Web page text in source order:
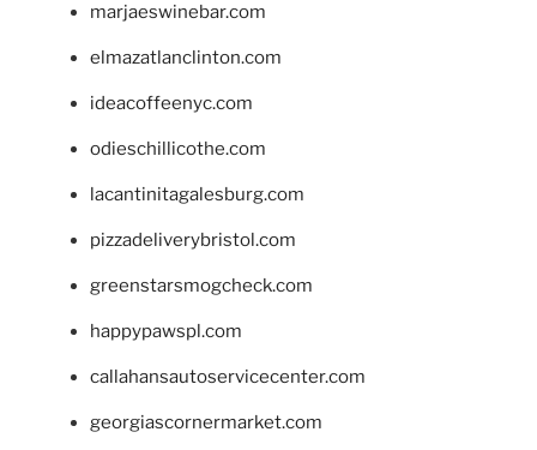
marjaeswinebar.com
elmazatlanclinton.com
ideacoffeenyc.com
odieschillicothe.com
lacantinitagalesburg.com
pizzadeliverybristol.com
greenstarsmogcheck.com
happypawspl.com
callahansautoservicecenter.com
georgiascornermarket.com